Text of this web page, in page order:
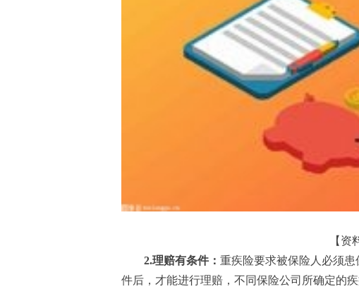
【资
2.理赔有条件： 重疾险要求被保险人必须
件后，才能进行理赔，不同保险公司所确定的